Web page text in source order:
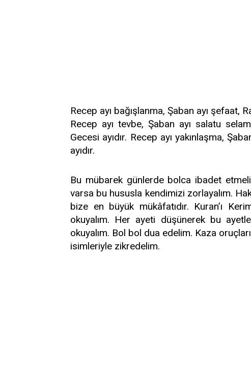
Recep ayı bağışlanma, Şaban ayı şefaat,
Recep ayı tevbe, Şaban ayı salatu
Gecesi ayıdır. Recep ayı yakınlaşma,
ayıdır.
Bu mübarek günlerde bolca ibadet
varsa bu hususla kendimizi zorlayalım.
bize en büyük mükâfatıdır. Kuran’ı
okuyalım. Her ayeti düşünerek bu
okuyalım. Bol bol dua edelim. Kaza
isimleriyle zikredelim.